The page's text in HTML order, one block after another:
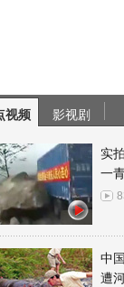
视频 影视剧
实
一
中
遭